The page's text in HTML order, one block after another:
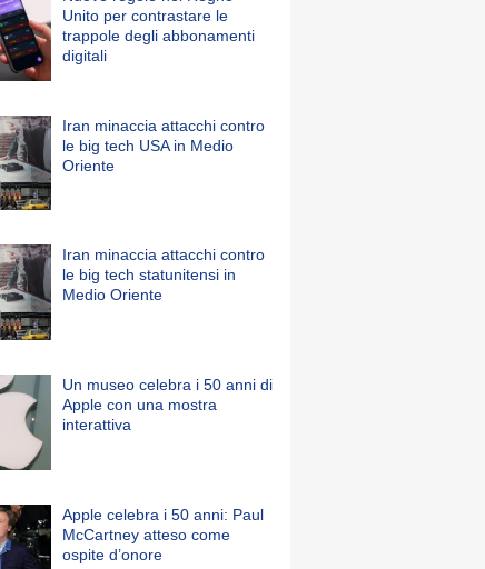
Unito per contrastare le
trappole degli abbonamenti
digitali
Iran minaccia attacchi contro
le big tech USA in Medio
Oriente
Iran minaccia attacchi contro
le big tech statunitensi in
Medio Oriente
Un museo celebra i 50 anni di
Apple con una mostra
interattiva
Apple celebra i 50 anni: Paul
McCartney atteso come
ospite d’onore